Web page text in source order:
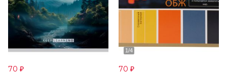
70 ₽ 70 ₽